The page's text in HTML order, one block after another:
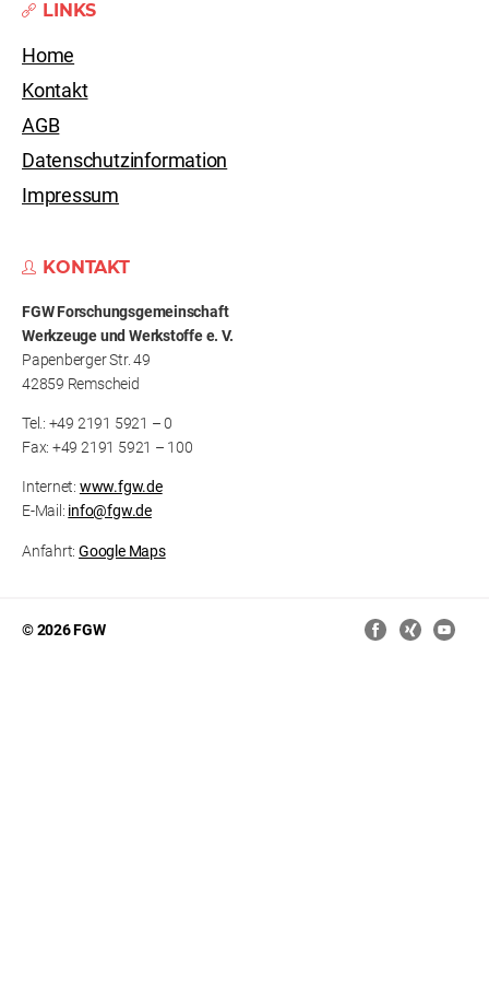
LINKS
Home
Kontakt
AGB
Datenschutzinformation
Impressum
KONTAKT
FGW Forschungs­gemeinschaft
Werkzeuge und Werkstoffe e. V.
Papenberger Str. 49
42859 Remscheid
Tel.: +49 2191 5921 – 0
Fax: +49 2191 5921 – 100
Internet: www.fgw.de
E-Mail: info@fgw.de
Anfahrt:Google Maps
© 2026 FGW